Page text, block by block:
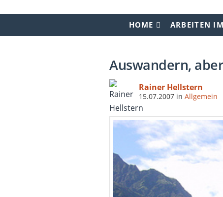
HOME ARBEITEN
Auswandern,
Rainer Hellstern
15.07.2007 in Allgemein